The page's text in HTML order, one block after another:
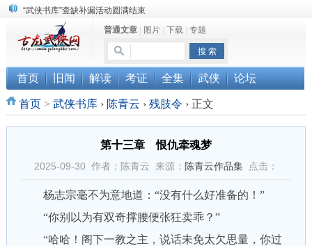
“武侠书库”查缺补漏活动圆满结束
《古龙小说原貌探究》修订版已上市
顾雪衣《古龙武侠小说知见录》上市
普通文章| 图片| 下载| 专题
首页 旧闻 解读 考证 全集 武侠 论坛
首页> 武侠书库 › 陈青云 › 残肢令 ›正文
第十三章 恨仇牵魂梦
2025-09-30 作者：陈青云 来源： 陈青云作品集点击：
杨志宗毫不为意地道：“没有什么好准备的！”
“你别以为有双奇撑腰便张狂卖乖？”
“哈哈！阁下一教之主，说话未免太欠思量，你过